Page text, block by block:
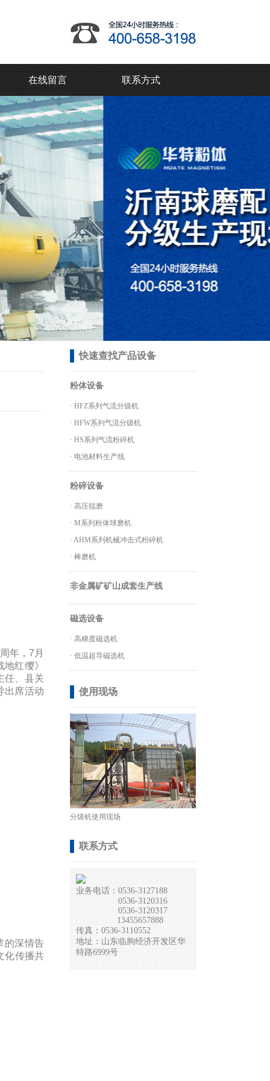
在线留言 联系方式
年，7月
红缨》
任、县关
出席活动
的深情告
化传播共
快速查找产品设备
粉体设备
· HFZ系列气流分级机
· HFW系列气流分级机
· HS系列气流粉碎机
· 电池材料生产线
粉碎设备
· 高压辊磨
· M系列粉体球磨机
· AHM系列机械冲击式粉碎机
· 棒磨机
非金属矿矿山成套生产线
磁选设备
· 高梯度磁选机
· 低温超导磁选机
使用现场
分级机使用现场
联系方式
业务电话：0536-3127188
0536-3120316
0536-3120317
13455657888
传真：0536-3110552
地址：山东临朐经济开发区华
特路6999号